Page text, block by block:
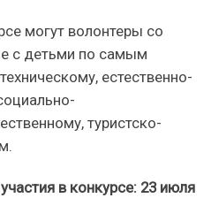
могут волонтеры со
с детьми по самым
естественно-
туристско-
в конкурсе: 23 июля